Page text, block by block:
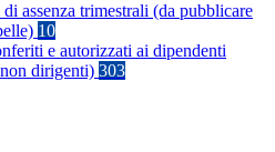
di assenza trimestrali (da pubblicare
10
e autorizzati ai dipendenti
dirigenti) 303